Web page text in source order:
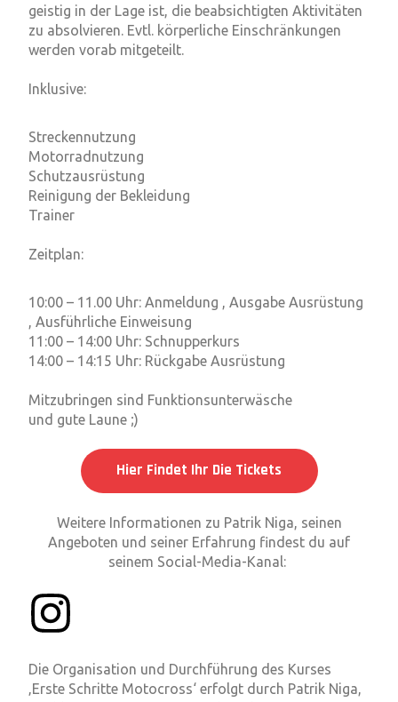
geistig in der Lage ist, die beabsichtigten Aktivitäten
zu absolvieren. Evtl. körperliche Einschränkungen
werden vorab mitgeteilt.
Inklusive:
Streckennutzung
Motorradnutzung
Schutzausrüstung
Reinigung der Bekleidung
Trainer
Zeitplan:
10:00 – 11.00 Uhr: Anmeldung , Ausgabe Ausrüstung
, Ausführliche Einweisung
11:00 – 14:00 Uhr: Schnupperkurs
14:00 – 14:15 Uhr: Rückgabe Ausrüstung
Mitzubringen sind Funktionsunterwäsche
und gute Laune ;)
Hier Findet Ihr Die Tickets
Weitere Informationen zu Patrik Niga, seinen
Angeboten und seiner Erfahrung findest du auf
seinem Social-Media-Kanal:
Die Organisation und Durchführung des Kurses
‚Erste Schritte Motocross‘ erfolgt durch Patrik Niga,